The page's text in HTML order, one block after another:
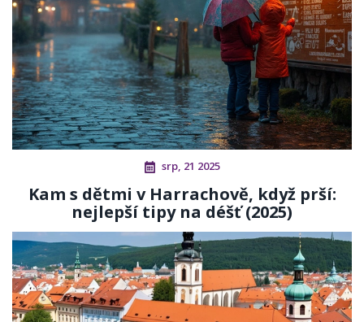
srp, 21 2025
Kam s dětmi v Harrachově, když prší:
nejlepší tipy na déšť (2025)